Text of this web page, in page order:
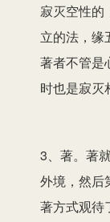
寂灭空性的
立的法，缘
著者不管是
时也是寂灭
3、著。著
外境，然后
著方式观待